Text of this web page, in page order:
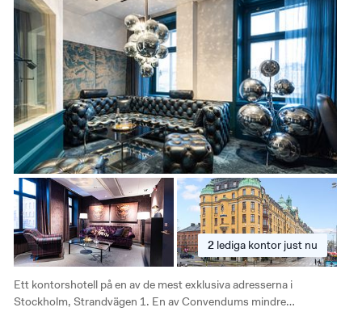
2 lediga kontor just nu
Ett kontorshotell på en av de mest exklusiva adresserna i
Stockholm, Strandvägen 1. En av Convendums mindre